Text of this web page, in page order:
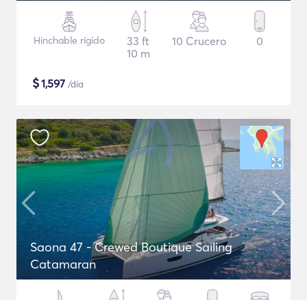
Hinchable rígido
33 ft
10 m
10 Crucero 0
$1,597 /día
Saona 47 - Crewed Boutique Sailing
Catamaran